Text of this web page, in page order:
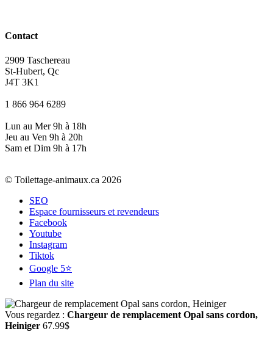
Contact
2909 Taschereau
St-Hubert, Qc
J4T 3K1
1 866 964 6289
Lun au Mer 9h à 18h
Jeu au Ven 9h à 20h
Sam et Dim 9h à 17h
© Toilettage-animaux.ca 2026
SEO
Espace fournisseurs et revendeurs
Facebook
Youtube
Instagram
Tiktok
Google 5⭐
Plan du site
Vous regardez : Chargeur de remplacement Opal sans cordon,
Heiniger 67.99$